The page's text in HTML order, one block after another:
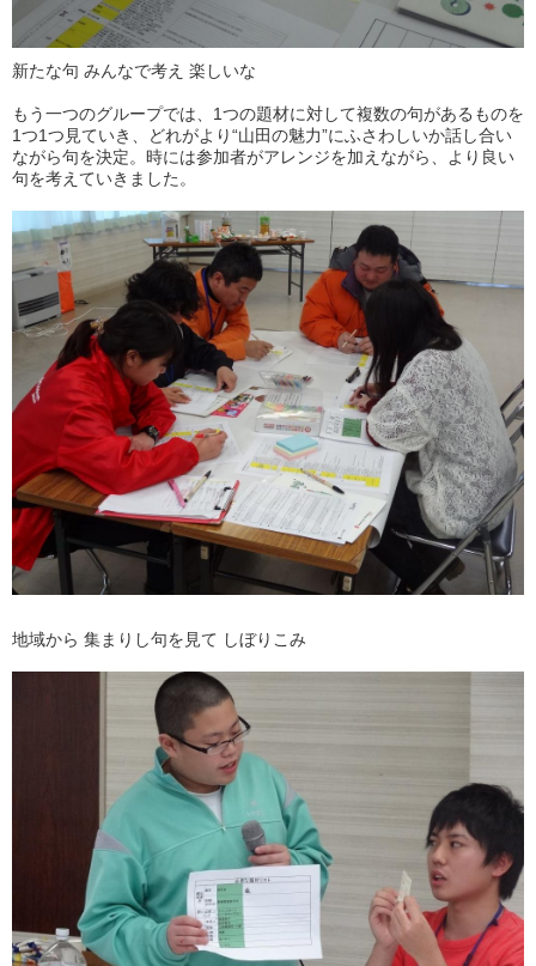
新たな句 みんなで考え 楽しいな
もう一つのグループでは、1つの題材に対して複数の句があるものを
1つ1つ見ていき、どれがより“山田の魅力”にふさわしいか話し合い
ながら句を決定。時には参加者がアレンジを加えながら、より良い
句を考えていきました。
地域から 集まりし句を見て しぼりこみ